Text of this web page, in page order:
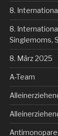
8.
8.
Singlemoms,
8. März 2025
A-Team